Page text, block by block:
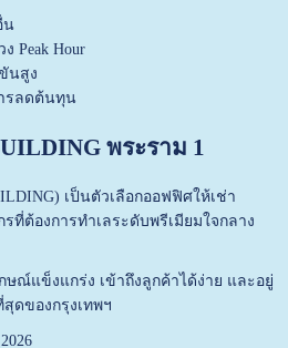
น
Peak Hour
นสูง
รลดต้นทุน
พระราม 1
เป็นตัวเลือกออฟฟิศให้เช่า
ที่ต้องการทำเลระดับพรีเมียมใจกลาง
ษณ์แข็งแกร่ง เข้าถึงลูกค้าได้ง่าย และอยู่
ดของกรุงเทพฯ